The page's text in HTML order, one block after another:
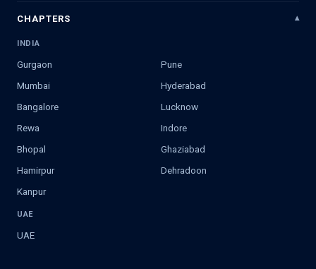
CHAPTERS
INDIA
Gurgaon
Pune
Mumbai
Hyderabad
Bangalore
Lucknow
Rewa
Indore
Bhopal
Ghaziabad
Hamirpur
Dehradoon
Kanpur
UAE
UAE